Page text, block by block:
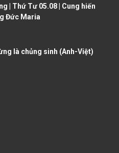
| Thứ Tư 05.08 | Cung hiến
Đức Maria
là chủng sinh (Anh-Việt)